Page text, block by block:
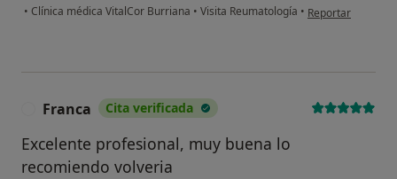
• Clínica médica VitalCor Burriana • Visita Reumatología • en opinión del
Reportar
Franca Cita verificada
Excelente profesional, muy buena lo
recomiendo volveria